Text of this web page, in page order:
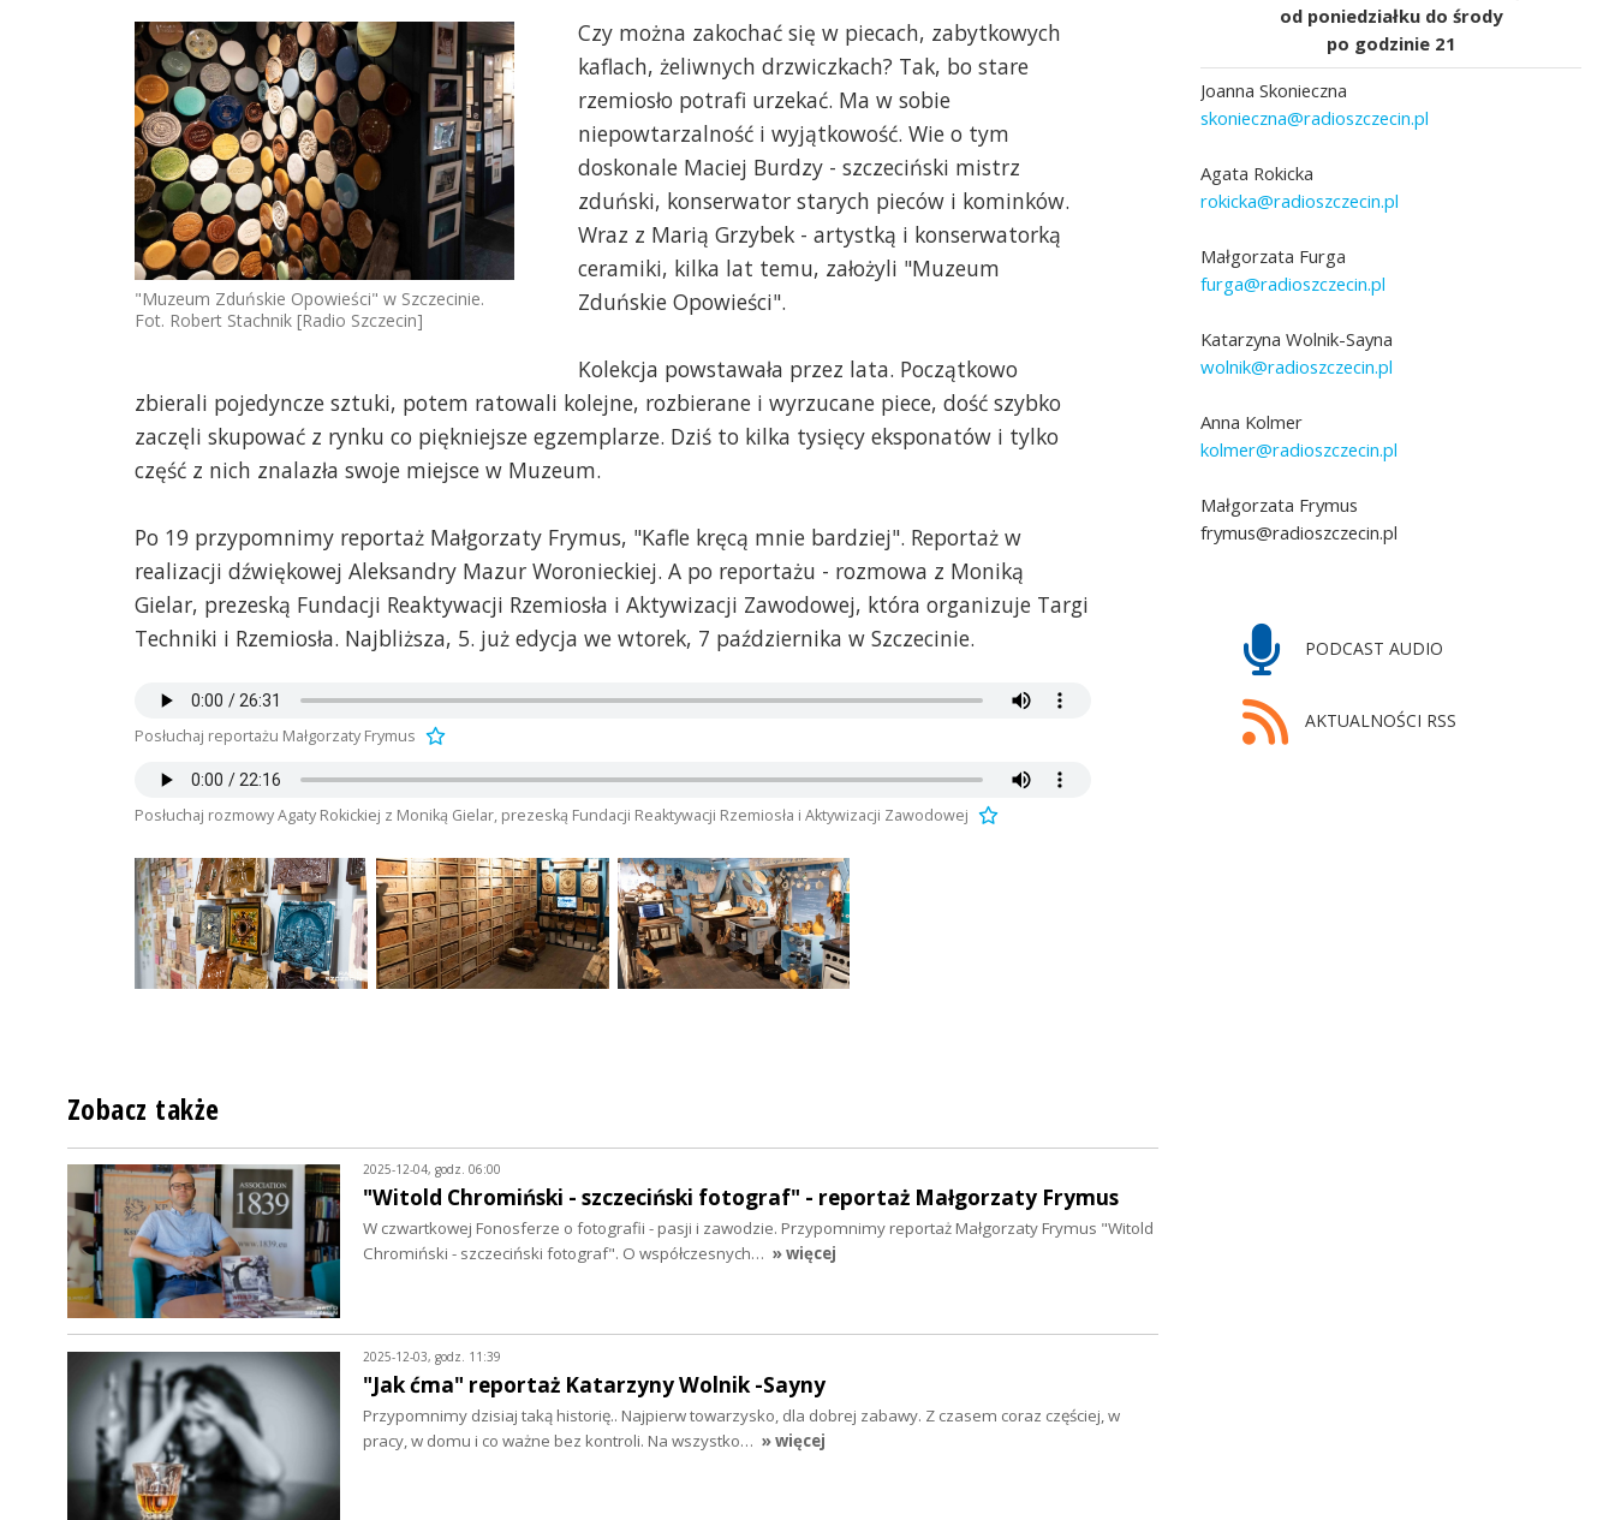
"Muzeum Zduńskie Opowieści" w Szczecinie.
Fot. Robert Stachnik [Radio Szczecin]
Czy można zakochać się w piecach, zabytkowych
kaflach, żeliwnych drzwiczkach? Tak, bo stare
rzemiosło potrafi urzekać. Ma w sobie
niepowtarzalność i wyjątkowość. Wie o tym
doskonale Maciej Burdzy - szczeciński mistrz
zduński, konserwator starych pieców i kominków.
Wraz z Marią Grzybek - artystką i konserwatorką
ceramiki, kilka lat temu, założyli "Muzeum
Zduńskie Opowieści".
Kolekcja powstawała przez lata. Początkowo
zbierali pojedyncze sztuki, potem ratowali kolejne, rozbierane i wyrzucane piece, dość szybko
zaczęli skupować z rynku co piękniejsze egzemplarze. Dziś to kilka tysięcy eksponatów i tylko
część z nich znalazła swoje miejsce w Muzeum.
Po 19 przypomnimy reportaż Małgorzaty Frymus, "Kafle kręcą mnie bardziej". Reportaż w
realizacji dźwiękowej Aleksandry Mazur Woronieckiej. A po reportażu - rozmowa z Moniką
Gielar, prezeską Fundacji Reaktywacji Rzemiosła i Aktywizacji Zawodowej, która organizuje Targi
Techniki i Rzemiosła. Najbliższa, 5. już edycja we wtorek, 7 października w Szczecinie.
Posłuchaj reportażu Małgorzaty Frymus
Posłuchaj rozmowy Agaty Rokickiej z Moniką Gielar, prezeską Fundacji Reaktywacji Rzemiosła i Aktywizacji Zawodowej
od poniedziałku do środy
po godzinie 21
Joanna Skonieczna
skonieczna@radioszczecin.pl
Agata Rokicka
rokicka@radioszczecin.pl
Małgorzata Furga
furga@radioszczecin.pl
Katarzyna Wolnik-Sayna
wolnik@radioszczecin.pl
Anna Kolmer
kolmer@radioszczecin.pl
Małgorzata Frymus
frymus@radioszczecin.pl
PODCAST AUDIO
AKTUALNOŚCI RSS
Zobacz także
2025-12-04, godz. 06:00
"Witold Chromiński - szczeciński fotograf" - reportaż Małgorzaty Frymus
W czwartkowej Fonosferze o fotografii - pasji i zawodzie. Przypomnimy reportaż Małgorzaty Frymus "Witold
Chromiński - szczeciński fotograf". O współczesnych… » więcej
2025-12-03, godz. 11:39
"Jak ćma" reportaż Katarzyny Wolnik -Sayny
Przypomnimy dzisiaj taką historię.. Najpierw towarzysko, dla dobrej zabawy. Z czasem coraz częściej, w
pracy, w domu i co ważne bez kontroli. Na wszystko… » więcej